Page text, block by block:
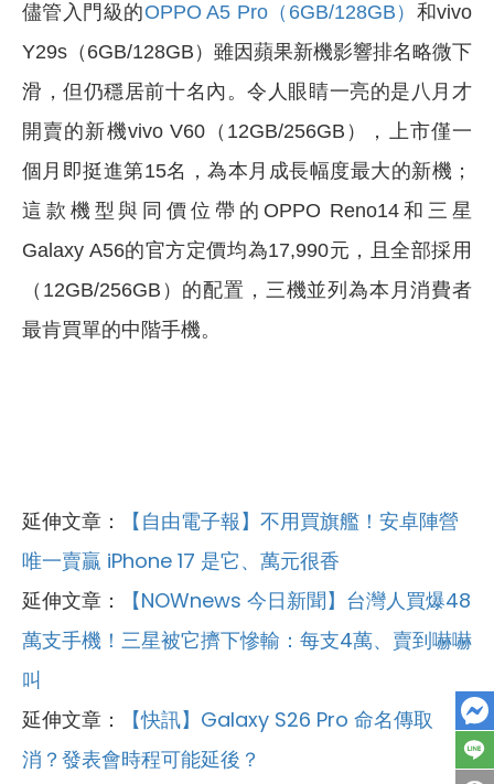
儘管入門級的OPPO A5 Pro（6GB/128GB） 和vivo
Y29s（6GB/128GB）雖因蘋果新機影響排名略微下
滑，但仍穩居前十名內。令人眼睛一亮的是八月才
開賣的新機vivo V60（12GB/256GB），上市僅一
個月即挺進第15名，為本月成長幅度最大的新機；
這款機型與同價位帶的OPPO Reno14和三星
Galaxy A56的官方定價均為17,990元，且全部採用
（12GB/256GB）的配置，三機並列為本月消費者
最肯買單的中階手機。
延伸文章：
【自由電子報】不用買旗艦！安卓陣營
唯一賣贏 iPhone 17 是它、萬元很香
延伸文章：
【NOWnews 今日新聞】台灣人買爆48
萬支手機！三星被它擠下慘輸：每支4萬、賣到嚇嚇
叫
延伸文章：
【快訊】Galaxy S26 Pro 命名傳取
消？發表會時程可能延後？